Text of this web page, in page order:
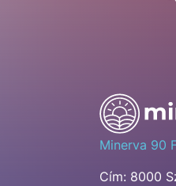
Minerva 90
Cím: 8000